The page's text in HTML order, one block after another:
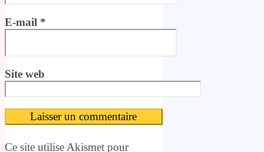
E-mail *
Site web
Ce site utilise Akismet pour